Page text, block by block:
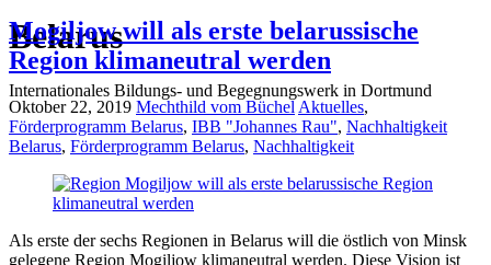
Belarus
Internationales Bildungs- und Begegnungswerk in Dortmund
Mogiljow will als erste belarussische
Region klimaneutral werden
Oktober 22, 2019 Mechthild vom Büchel Aktuelles,
Förderprogramm Belarus, IBB "Johannes Rau", Nachhaltigkeit
Belarus, Förderprogramm Belarus, Nachhaltigkeit
Als erste der sechs Regionen in Belarus will die östlich von Minsk
gelegene Region Mogiljow klimaneutral werden. Diese Vision ist